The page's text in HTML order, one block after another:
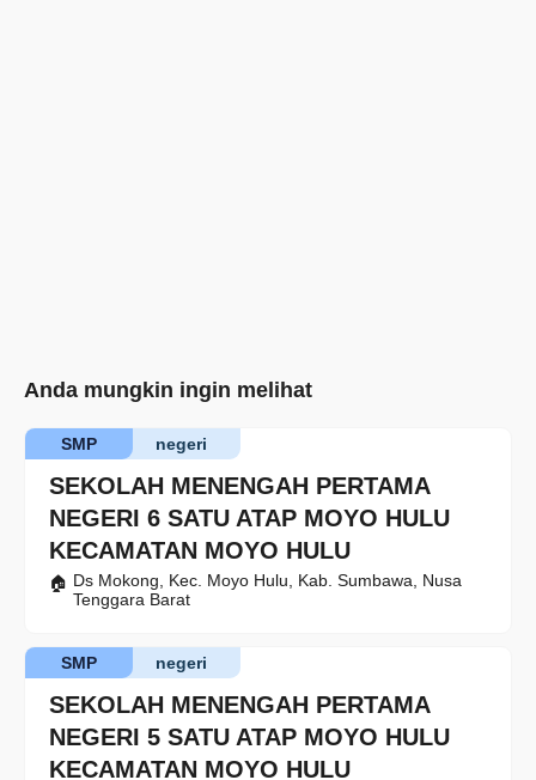
Anda mungkin ingin melihat
SEKOLAH MENENGAH PERTAMA
NEGERI 6 SATU ATAP MOYO HULU
KECAMATAN MOYO HULU
negeri
SMP
Ds Mokong, Kec. Moyo Hulu, Kab. Sumbawa, Nusa
Tenggara Barat
SEKOLAH MENENGAH PERTAMA
NEGERI 5 SATU ATAP MOYO HULU
KECAMATAN MOYO HULU
negeri
SMP